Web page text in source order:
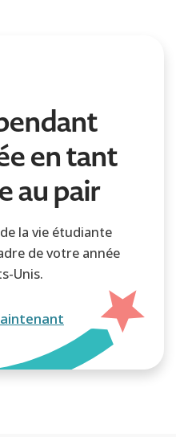
en tant
au pair
la vie étudiante
de votre année
Unis.